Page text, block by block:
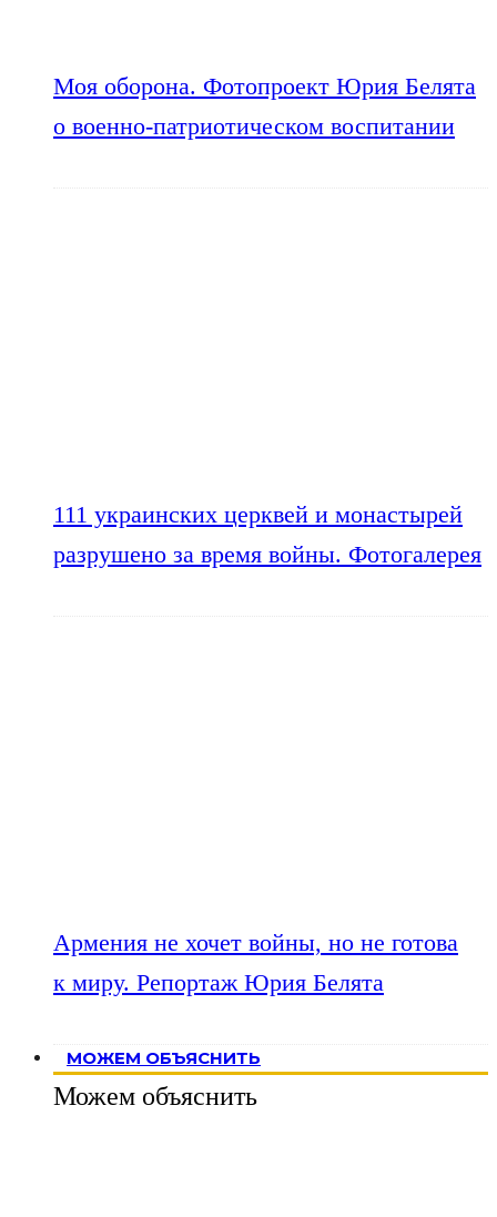
Моя оборона. Фотопроект Юрия Белята
о военно-патриотическом воспитании
111 украинских церквей и монастырей
разрушено за время войны. Фотогалерея
Армения не хочет войны, но не готова
к миру. Репортаж Юрия Белята
МОЖЕМ ОБЪЯСНИТЬ
Можем объяснить